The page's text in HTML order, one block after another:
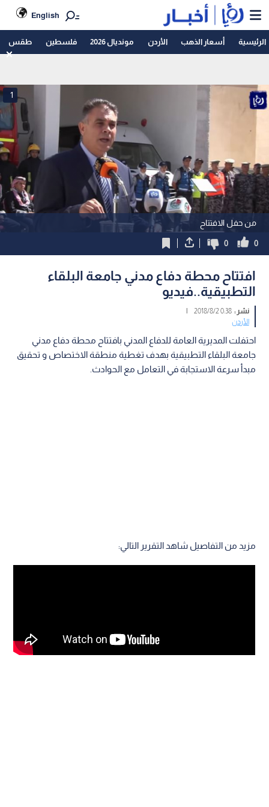
English
الرئيسية أسعار الذهب الأردن مونديال 2026 فلسطين طقس
من حفل الافتتاح
1
0
0
افتتاح محطة دفاع مدني جامعة البلقاء
التطبيقية..فيديو
نشر :0:38 2018/8/2
|
الأردن
احتفلت المديرية العامة للدفاع المدني بافتتاح محطة دفاع مدني
جامعة البلقاء التطبيقية بهدف تغطية منطقة الاختصاص و تحقيق
مبدأ سرعة الاستجابة في التعامل مع الحوادث.
مزيد من التفاصيل شاهد التقرير التالي: